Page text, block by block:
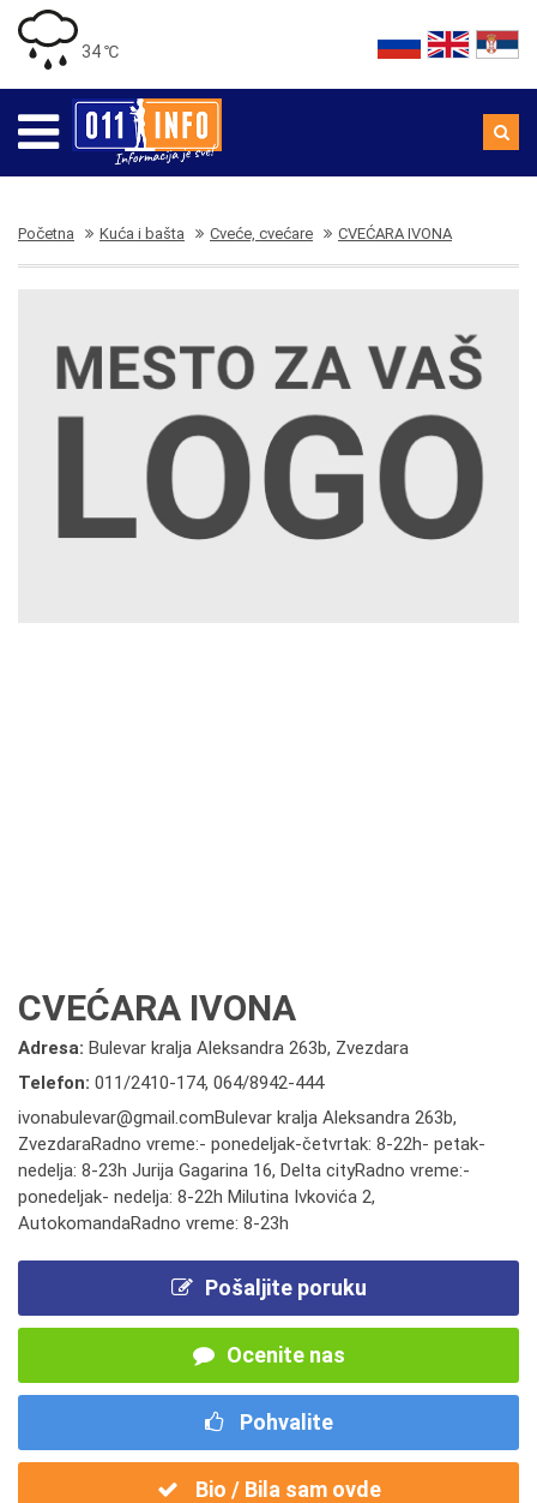
34 ℃
Početna Kuća i bašta Cveće, cvećare CVEĆARA IVONA
CVEĆARA IVONA
Adresa: Bulevar kralja Aleksandra 263b, Zvezdara
Telefon: 011/2410-174, 064/8942-444
ivonabulevar@gmail.comBulevar kralja Aleksandra 263b,
ZvezdaraRadno vreme:- ponedeljak-četvrtak: 8-22h- petak-
nedelja: 8-23h Jurija Gagarina 16, Delta cityRadno vreme:-
ponedeljak- nedelja: 8-22h Milutina Ivkovića 2,
AutokomandaRadno vreme: 8-23h
Pošaljite poruku
Ocenite nas
Pohvalite
Bio / Bila sam ovde